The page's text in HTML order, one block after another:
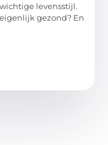
levensstijl.
gezond? En